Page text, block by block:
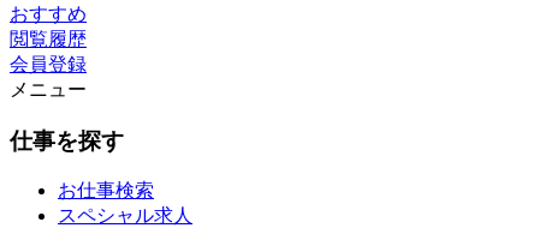
おすすめ
閲覧履歴
会員登録
メニュー
仕事を探す
お仕事検索
スペシャル求人